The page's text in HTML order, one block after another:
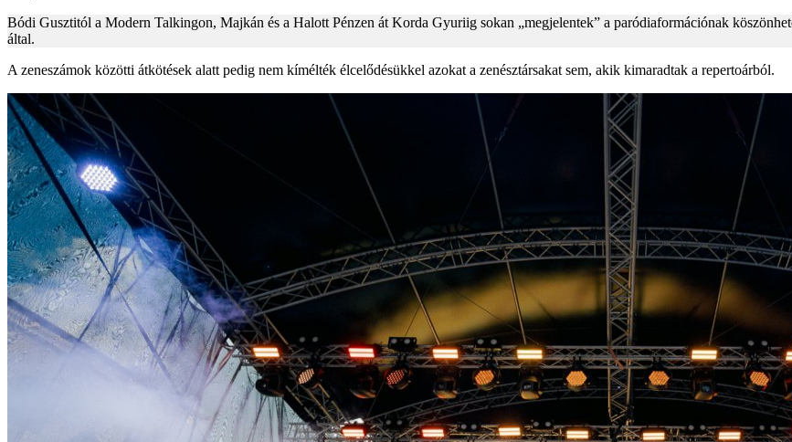
Bódi Gusztitól a Modern Talkingon, Majkán és a Halott Pénzen át Korda Gyuriig sokan „megjelentek” a paródiaformációnak
által.
A zeneszámok közötti átkötések alatt pedig nem kímélték élcelődésükkel azokat a zenésztársakat sem, akik kimaradtak a repertoárból.